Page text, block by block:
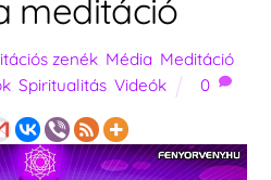
meditáció
zenék Média Meditáció
,Spiritualitás ,Videók 0